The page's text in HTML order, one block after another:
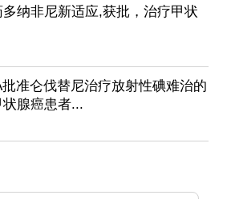
纳非尼新适应,获批，治疗甲状
准仑伐替尼治疗放射性碘难治的
腺癌患者...